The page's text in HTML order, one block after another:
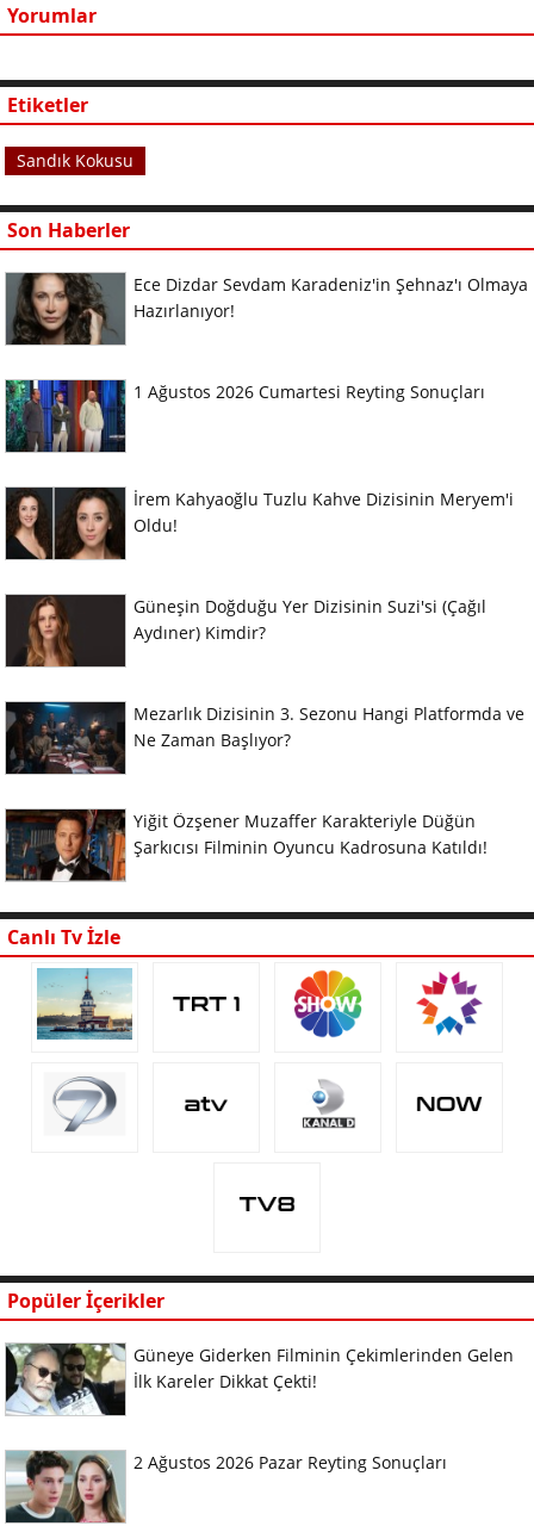
Yorumlar
Etiketler
Sandık Kokusu
Son Haberler
Ece Dizdar Sevdam Karadeniz'in Şehnaz'ı Olmaya
Hazırlanıyor!
1 Ağustos 2026 Cumartesi Reyting Sonuçları
İrem Kahyaoğlu Tuzlu Kahve Dizisinin Meryem'i
Oldu!
Güneşin Doğduğu Yer Dizisinin Suzi'si (Çağıl
Aydıner) Kimdir?
Mezarlık Dizisinin 3. Sezonu Hangi Platformda ve
Ne Zaman Başlıyor?
Yiğit Özşener Muzaffer Karakteriyle Düğün
Şarkıcısı Filminin Oyuncu Kadrosuna Katıldı!
Canlı Tv İzle
Popüler İçerikler
Güneye Giderken Filminin Çekimlerinden Gelen
İlk Kareler Dikkat Çekti!
2 Ağustos 2026 Pazar Reyting Sonuçları